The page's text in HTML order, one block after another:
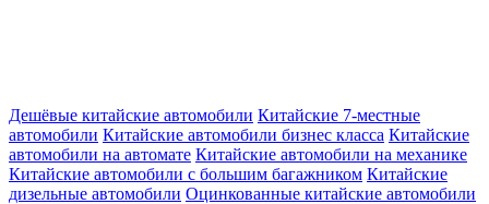
Дешёвые китайские автомобили Китайские 7-местные
автомобили Китайские автомобили бизнес класса Китайские
автомобили на автомате Китайские автомобили на механике
Китайские автомобили с большим багажником Китайские
дизельные автомобили Оцинкованные китайские автомобили